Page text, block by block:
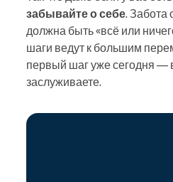
забывайте о себе. Забота
должна быть «всё или
шаги ведут к большим
первый шаг уже сегодня —
заслуживаете.